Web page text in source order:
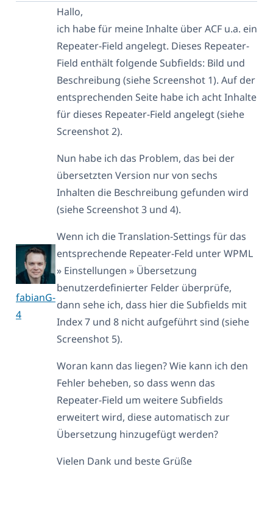
fabianG-
4
Hallo,
ich habe für meine Inhalte über ACF u.a. ein
Repeater-Field angelegt. Dieses Repeater-
Field enthält folgende Subfields: Bild und
Beschreibung (siehe Screenshot 1). Auf der
entsprechenden Seite habe ich acht Inhalte
für dieses Repeater-Field angelegt (siehe
Screenshot 2).
Nun habe ich das Problem, das bei der
übersetzten Version nur von sechs
Inhalten die Beschreibung gefunden wird
(siehe Screenshot 3 und 4).
Wenn ich die Translation-Settings für das
entsprechende Repeater-Feld unter WPML
» Einstellungen » Übersetzung
benutzerdefinierter Felder überprüfe,
dann sehe ich, dass hier die Subfields mit
Index 7 und 8 nicht aufgeführt sind (siehe
Screenshot 5).
Woran kann das liegen? Wie kann ich den
Fehler beheben, so dass wenn das
Repeater-Field um weitere Subfields
erweitert wird, diese automatisch zur
Übersetzung hinzugefügt werden?
Vielen Dank und beste Grüße